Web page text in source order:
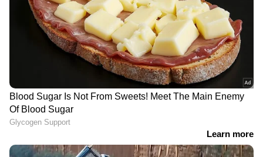
അമിത് ഷാ സഭയില്‍
എത്തണമെന്ന് പ്രതിപക്ഷം;
ആവശ്യം ഷായെ
അറിയിക്കണമെന്ന് രാജ്യസഭാ
അധ്യക്ഷന്‍ | Amit Shah